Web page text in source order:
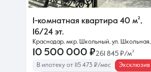
1-комнатная квартира 40 м²,
16/24 эт.
Краснодар, мкр. Школьный, ул. Школьная, 1
10 500 000 ₽261 845 ₽/м²
В ипотеку от 115 473 ₽/мес Эксклюзив